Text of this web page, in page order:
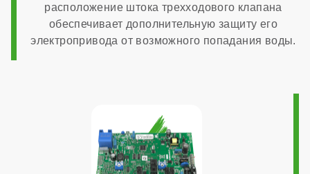
3/4 дюйма
Возможность подключения комнатного термостата
расположение штока трехходового клапана
обеспечивает дополнительную защиту его
электропривода от возможного попадания воды.